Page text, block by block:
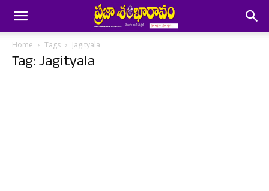
Home Tags Jagityala
Tag: Jagityala